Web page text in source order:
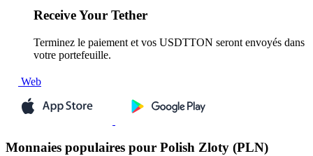
ReceiveYour Tether
Terminez le paiement et vos USDTTON seront envoyés dans
votre portefeuille.
Web
Monnaies populaires pour Polish Zloty (PLN)